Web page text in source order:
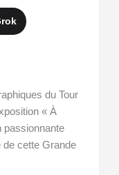
du Tour
« À
passionnante
de cette Grande